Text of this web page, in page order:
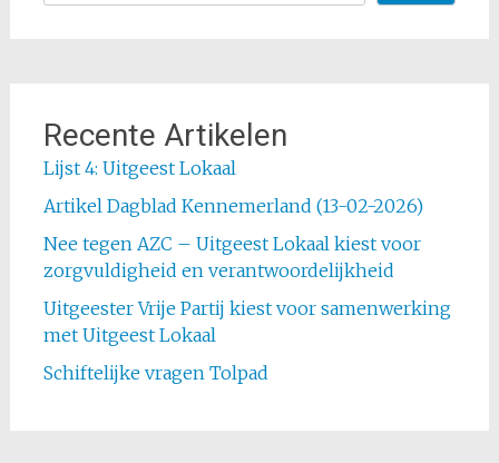
Recente Artikelen
Lijst 4: Uitgeest Lokaal​
Artikel Dagblad Kennemerland (13-02-2026)
Nee tegen AZC – Uitgeest Lokaal kiest voor
zorgvuldigheid en verantwoordelijkheid
Uitgeester Vrije Partij kiest voor samenwerking
met Uitgeest Lokaal
Schiftelijke vragen Tolpad